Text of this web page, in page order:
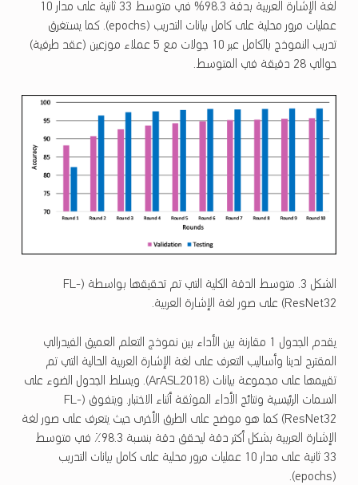
لغة الإشارة العربية بدقة 98.3% في متوسط ​​33 ثانية على مدار 10
عمليات مرور محلية على كامل بيانات التدريب (epochs). كما يستغرق
تدريب النموذج بالكامل عبر 10 جولات مع 5 عملاء موزعين (عقد طرفية)
حوالي 28 دقيقة في المتوسط.
الشكل 3. متوسط ​​الدقة الكلية التي تم تحقيقها بواسطة (FL-
ResNet32) على صور لغة الإشارة العربية.
يقدم الجدول 1 مقارنة بين الأداء بين نموذج التعلم العميق الفيدرالي
المقترح لدينا وأساليب التعرف على لغة الإشارة العربية الحالية التي تم
تقييمها على مجموعة بيانات (ArASL2018). ويسلط الجدول الضوء على
السمات الرئيسية ونتائج الأداء الموثقة أثناء الاختبار. ويتفوق (FL-
ResNet32) كما هو موضح على الطرق الأخرى حيث يتعرف على صور لغة
33 ثانية على مدار 10 عمليات مرور محلية على كامل بيانات التدريب
(epochs).